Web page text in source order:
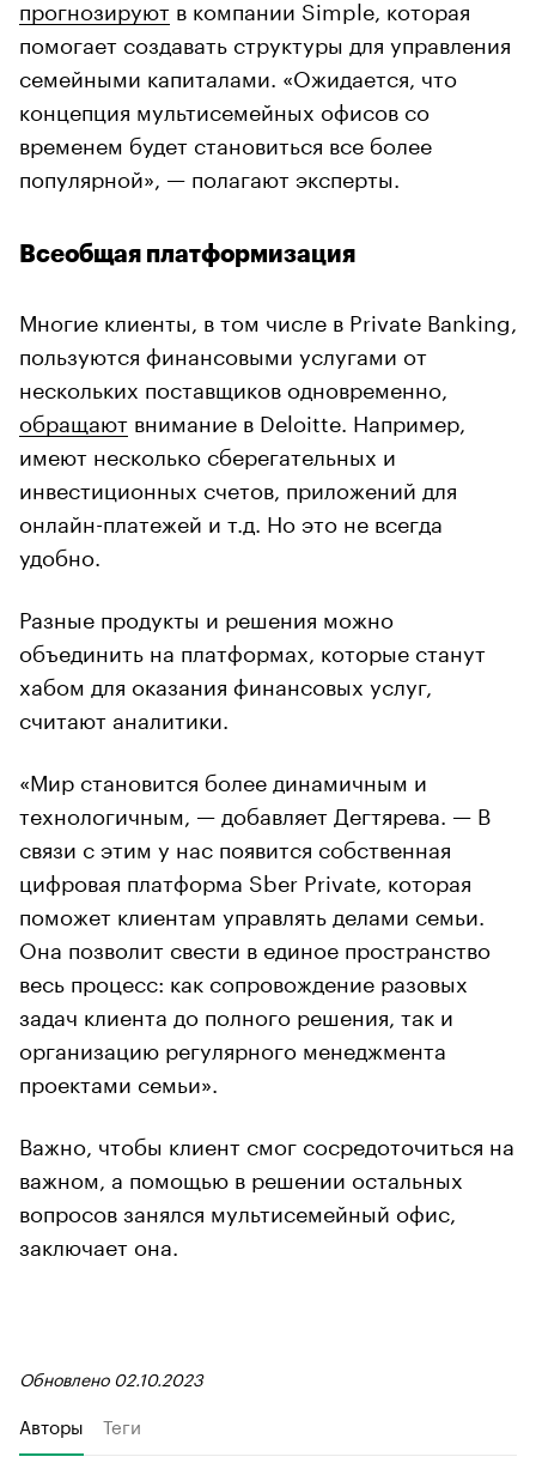
прогнозируют в компании Simple, которая
помогает создавать структуры для управления
семейными капиталами. «Ожидается, что
концепция мультисемейных офисов со
временем будет становиться все более
популярной», — полагают эксперты.
Всеобщая платформизация
Многие клиенты, в том числе в Private Banking,
пользуются финансовыми услугами от
нескольких поставщиков одновременно,
обращают внимание в Deloitte. Например,
имеют несколько сберегательных и
инвестиционных счетов, приложений для
онлайн-платежей и т.д. Но это не всегда
удобно.
Разные продукты и решения можно
объединить на платформах, которые станут
хабом для оказания финансовых услуг,
считают аналитики.
«Мир становится более динамичным и
технологичным, — добавляет Дегтярева. — В
связи с этим у нас появится собственная
цифровая платформа Sber Private, которая
поможет клиентам управлять делами семьи.
Она позволит свести в единое пространство
весь процесс: как сопровождение разовых
задач клиента до полного решения, так и
организацию регулярного менеджмента
проектами семьи».
Важно, чтобы клиент смог сосредоточиться на
важном, а помощью в решении остальных
вопросов занялся мультисемейный офис,
заключает она.
Обновлено 02.10.2023
Авторы Теги